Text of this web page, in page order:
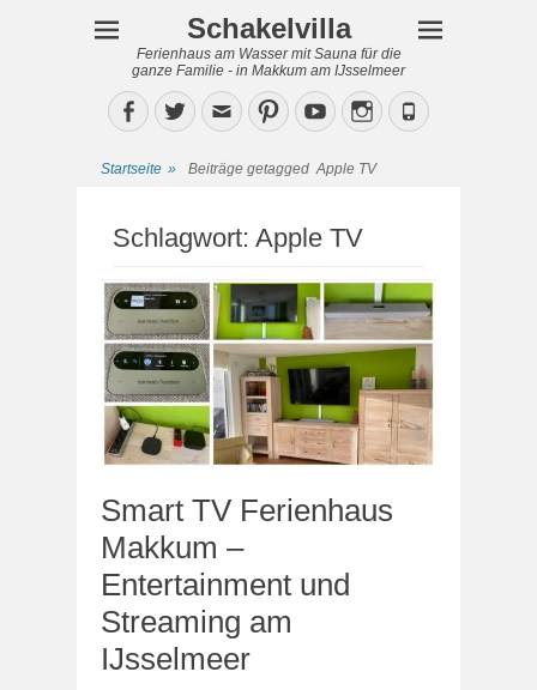
Schakelvilla
Ferienhaus am Wasser mit Sauna für die
ganze Familie - in Makkum am IJsselmeer
Facebook
TwitterEmailPinterestYouTubeInstagram
Phone
Startseite » Beiträge getaggedApple TV
Schlagwort: Apple TV
Smart TV Ferienhaus
Makkum –
Entertainment und
Streaming am
IJsselmeer